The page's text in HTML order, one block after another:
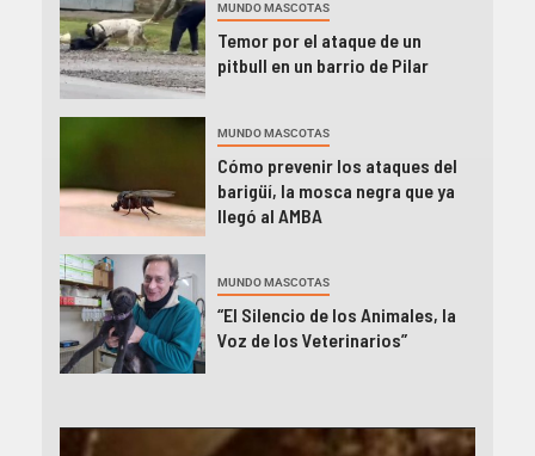
MUNDO MASCOTAS
Temor por el ataque de un
pitbull en un barrio de Pilar
MUNDO MASCOTAS
Cómo prevenir los ataques del
barigüí, la mosca negra que ya
llegó al AMBA
MUNDO MASCOTAS
“El Silencio de los Animales, la
Voz de los Veterinarios”